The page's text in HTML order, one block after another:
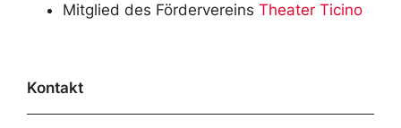
Mitglied des Fördervereins Theater Ticino
Kontakt